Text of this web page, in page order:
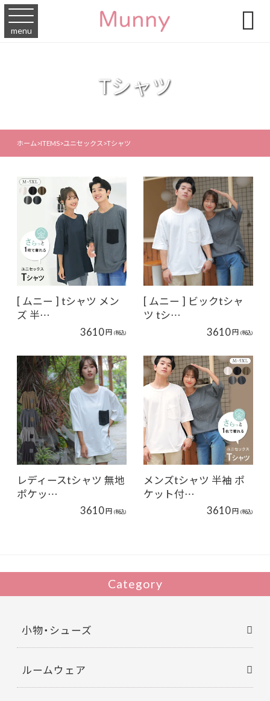
menu 
Tシャツ
ホーム>ITEMS>ユニセックス>Tシャツ
[ ムニー ] tシャツ メン
ズ 半…
3610円 (税込)
[ ムニー ] ビックtシャ
ツ tシ…
3610円 (税込)
レディースtシャツ 無地
ポケッ…
3610円 (税込)
メンズtシャツ 半袖 ポ
ケット付…
3610円 (税込)
Category
小物・シューズ
ルームウェア